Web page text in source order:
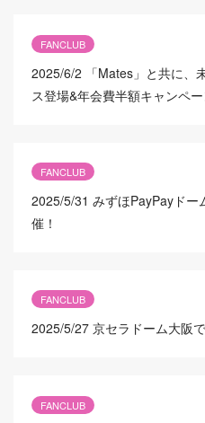
FANCLUB
2025/6/2
「Mates」と共に
ス登場&年会費半額キャンペー
FANCLUB
2025/5/31 みずほPayPayドー
催！
FANCLUB
2025/5/27 京セラドーム大阪
FANCLUB